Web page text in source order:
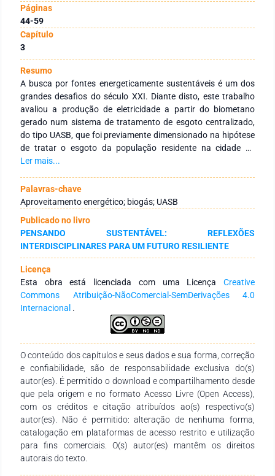
Páginas
44-59
Capítulo
3
Resumo
A busca por fontes energeticamente sustentáveis é um dos
grandes desafios do século XXI. Diante disto, este trabalho
avaliou a produção de eletricidade a partir do biometano
gerado num sistema de tratamento de esgoto centralizado,
do tipo UASB, que foi previamente dimensionado na hipótese
de tratar o esgoto da população residente na cidade de
Itajubá. Para isso, foram projetadas as vazões de esgoto,
energia elétrica em microturbinas a gás. Na avaliação
econômica foi levantado o CAPEX-OPEX da termoelétrica e
receita financeira pela venda da eletricidade diretamente na
rede de distribuição. Os resultados retrataram uma produção
de 624m³.h-1 de esgoto, geração de 153Nm³.h-1 de biogás
(60% CH4), produção de 5,88MWh.dia-1 de eletricidade e
245kW de potência elétrica. A avaliação econômica resultou
no VPL de R$-669.476,60 e TIR de 7,40%, demonstrando que
o projeto, a partir das estimativas realizadas e do arranjo
modelado, não foi viável economicamente, sendo necessário
avaliar o uso da energía elétrica dentro da própria estação e
um novo arranjo na termoelétrica para incluir a cogeração a
Ler mais...
Palavras-chave
Aproveitamento energético; biogás; UASB
Publicado no livro
PENSANDO SUSTENTÁVEL: REFLEXÕES
INTERDISCIPLINARES PARA UM FUTURO RESILIENTE
Licença
Esta obra está licenciada com uma Licença Creative
Commons Atribuição-NãoComercial-SemDerivações 4.0
Internacional .
O conteúdo dos capítulos e seus dados e sua forma, correção
e confiabilidade, são de responsabilidade exclusiva do(s)
autor(es). É permitido o download e compartilhamento desde
que pela origem e no formato Acesso Livre (Open Access),
com os créditos e citação atribuídos ao(s) respectivo(s)
autor(es). Não é permitido: alteração de nenhuma forma,
catalogação em plataformas de acesso restrito e utilização
para fins comerciais. O(s) autor(es) mantêm os direitos
autorais do texto.